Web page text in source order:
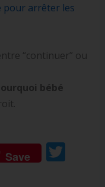
pour arrêter les
“continuer” ou
bébé
Save T